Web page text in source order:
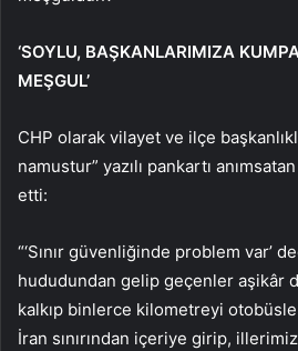
‘SOYLU, BAŞKANLARIMIZA
MEŞGUL’
CHP olarak vilayet ve ilçe
namustur” yazılı pankartı
etti:
“‘Sınır güvenliğinde problem var’
hududundan gelip geçenler aşikâr
kalkıp binlerce kilometreyi
İran sınırından içeriye girip,